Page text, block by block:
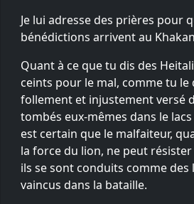
Je lui adresse des prières pour
bénédictions arrivent au
Quant à ce que tu dis des
ceints pour le mal, comme tu le
follement et injustement versé
tombés eux-mêmes dans le
est certain que le malfaiteur,
la force du lion, ne peut
ils se sont conduits comme des
vaincus dans la bataille.